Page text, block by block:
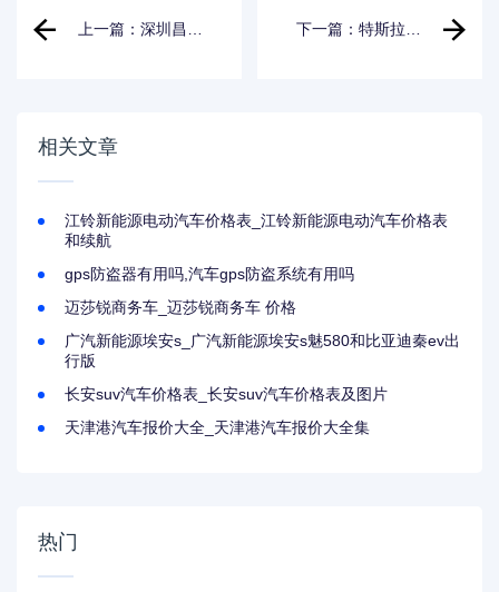
上一篇：深圳昌河
下一篇：特斯拉汽
相关文章
江铃新能源电动汽车价格表_江铃新能源电动汽车价格表
和续航
gps防盗器有用吗,汽车gps防盗系统有用吗
迈莎锐商务车_迈莎锐商务车 价格
广汽新能源埃安s_广汽新能源埃安s魅580和比亚迪秦ev出
行版
长安suv汽车价格表_长安suv汽车价格表及图片
天津港汽车报价大全_天津港汽车报价大全集
热门